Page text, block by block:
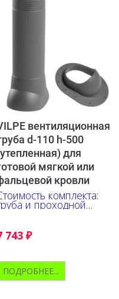
вентиляционная
d-110 h-500
для
мягкой или
кровли
комплекта:
и проходной
элемент
743 ₽
ПОДРОБНЕЕ...